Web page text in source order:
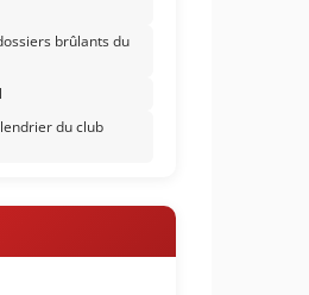
brûlants du
du club